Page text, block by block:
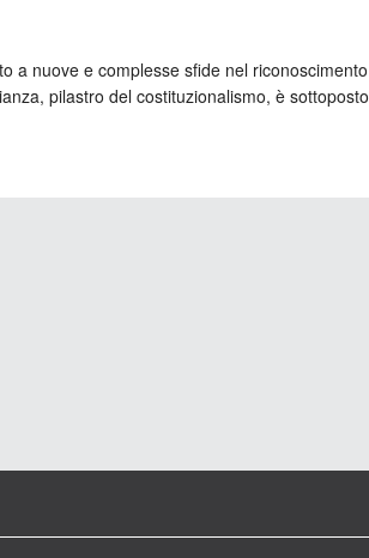
a nuove e complesse sfide nel riconoscimento
pilastro del costituzionalismo, è sottoposto